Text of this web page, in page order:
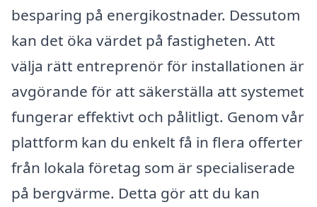
besparing på energikostnader. Dessutom
kan det öka värdet på fastigheten. Att
välja rätt entreprenör för installationen är
avgörande för att säkerställa att systemet
fungerar effektivt och pålitligt. Genom vår
plattform kan du enkelt få in flera offerter
från lokala företag som är specialiserade
på bergvärme. Detta gör att du kan